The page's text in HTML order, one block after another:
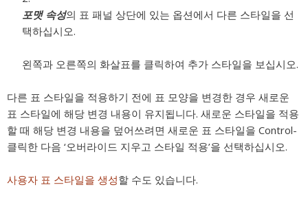
포맷 속성의 표 패널 상단에 있는 옵션에서 다른 스타일을 선
택하십시오.
왼쪽과 오른쪽의 화살표를 클릭하여 추가 스타일을 보십시오.
다른 표 스타일을 적용하기 전에 표 모양을 변경한 경우 새로운
표 스타일에 해당 변경 내용이 유지됩니다. 새로운 스타일을 적용
할 때 해당 변경 내용을 덮어쓰려면 새로운 표 스타일을 Control-
클릭한 다음 ‘오버라이드 지우고 스타일 적용’을 선택하십시오.
사용자 표 스타일을 생성할 수도 있습니다.